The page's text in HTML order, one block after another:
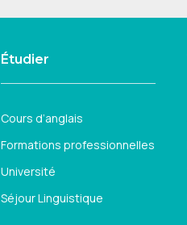
Étudier
Cours d’anglais
Formations professionnelles
Université
Séjour Linguistique